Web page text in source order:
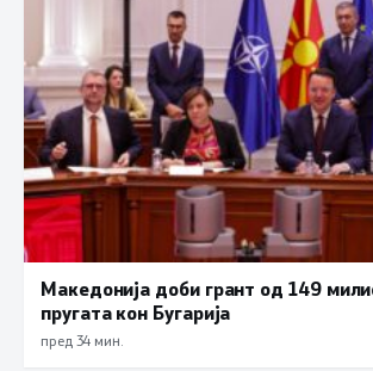
Македонија доби грант од 149
пругата кон Бугарија
пред 34 мин.